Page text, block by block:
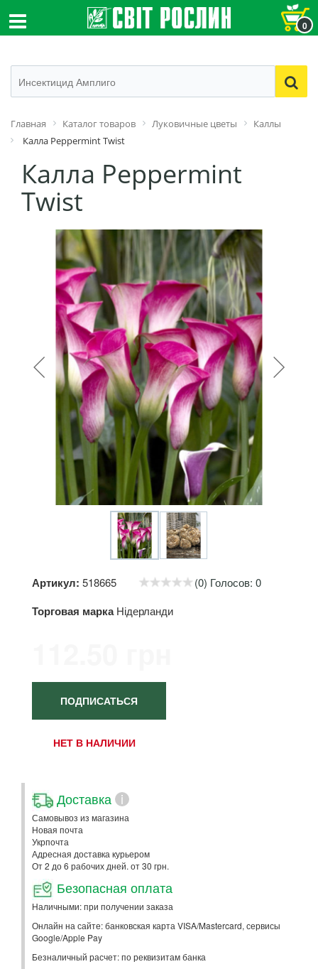
0
Главная Каталог товаров Луковичные цветы
Каллы
Калла Peppermint Twist
Калла Peppermint
Twist
Артикул: 518665 (0) Голосов: 0
Торговая марка Нідерланди
ПОДПИСАТЬСЯ
НЕТ В НАЛИЧИИ
Доставка i
Самовывоз из магазина
Новая почта
Укрпочта
Адресная доставка курьером
От 2 до 6 рабочих дней. от 30 грн.
Безопасная оплата
Наличными: при получении заказа
Онлайн на сайте: банковская карта VISA/Mastercard, сервисы
Google/Apple Pay
Безналичный расчет: по реквизитам банка